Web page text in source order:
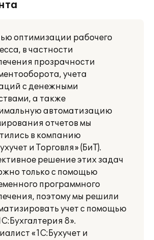
оптимизации рабочего
в частности
прозрачности
учета
с денежными
а также
автоматизацию
отчетов мы
в компанию
и Торговля» (БиТ).
решение этих задач
только с помощью
программного
поэтому мы решили
учет с помощью
8».
«1С:Бухучет и